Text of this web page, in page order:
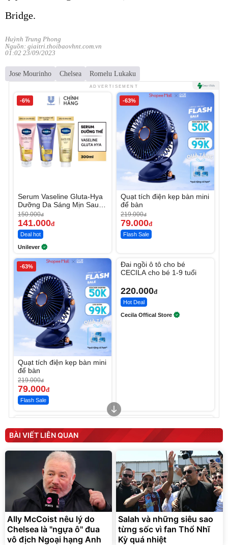
Bridge.
Huỳnh Trung Phong
Nguồn: giaitri.thoibaovhnt.com.vn
01:02 23/09/2023
Jose Mourinho Chelsea Romelu Lukaku
ADVERTISEMENT
-6%
Serum Vaseline Gluta-Hya
Dưỡng Da Sáng Mịn Sau 7
Ngày
150.000đ
141.000đ
Deal hot
Unilever
-63%
Quạt tích điện kẹp bàn mini
để bàn
219.000đ
79.000đ
Flash Sale
-63%
Quạt tích điện kẹp bàn mini
để bàn
219.000đ
79.000đ
Flash Sale
Đai ngồi ô tô cho bé
CECILA cho bé 1-9 tuổi
220.000đ
Hot Deal
Cecila Offical Store
tức thì Vaseline Body
190.000đ
138.330đ
D2-001 - Thông Minh
3.000.000
Flash Sale
Unmute
Vali Bamozo Khung Nhôm
9066 Size 20/24/28 Cao
Cấp
825.000đ
Flash Sale
BÀI VIẾT LIÊN QUAN
Ally McCoist nêu lý do
Chelsea là "ngựa ô" đua
vô địch Ngoại hạng Anh
Salah và những siêu sao
từng sốc vì fan Thổ Nhĩ
Kỳ quá nhiệt